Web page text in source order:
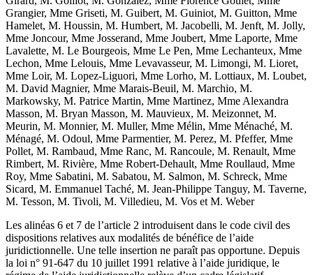
Grangier, Mme Griseti, M. Guibert, M. Guiniot, M. Guitton, Mme
Hamelet, M. Houssin, M. Humbert, M. Jacobelli, M. Jenft, M. Jolly,
Mme Joncour, Mme Josserand, Mme Joubert, Mme Laporte, Mme
Lavalette, M. Le Bourgeois, Mme Le Pen, Mme Lechanteux, Mme
Lechon, Mme Lelouis, Mme Levavasseur, M. Limongi, M. Lioret,
Mme Loir, M. Lopez-Liguori, Mme Lorho, M. Lottiaux, M. Loubet,
M. David Magnier, Mme Marais-Beuil, M. Marchio, M.
Markowsky, M. Patrice Martin, Mme Martinez, Mme Alexandra
Masson, M. Bryan Masson, M. Mauvieux, M. Meizonnet, M.
Meurin, M. Monnier, M. Muller, Mme Mélin, Mme Ménaché, M.
Ménagé, M. Odoul, Mme Parmentier, M. Perez, M. Pfeffer, Mme
Pollet, M. Rambaud, Mme Ranc, M. Rancoule, M. Renault, Mme
Rimbert, M. Rivière, Mme Robert-Dehault, Mme Roullaud, Mme
Roy, Mme Sabatini, M. Sabatou, M. Salmon, M. Schreck, Mme
Sicard, M. Emmanuel Taché, M. Jean-Philippe Tanguy, M. Taverne,
M. Tesson, M. Tivoli, M. Villedieu, M. Vos et M. Weber
Les alinéas 6 et 7 de l’article 2 introduisent dans le code civil des
dispositions relatives aux modalités de bénéfice de l’aide
juridictionnelle. Une telle insertion ne paraît pas opportune. Depuis
la loi n° 91‑647 du 10 juillet 1991 relative à l’aide juridique, le